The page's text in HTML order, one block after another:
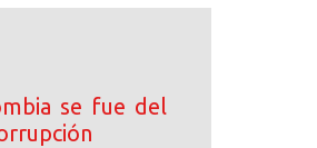
se fue del